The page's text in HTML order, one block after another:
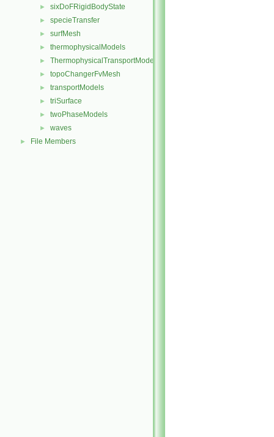
► sixDoFRigidBodyState
► specieTransfer
► surfMesh
► thermophysicalModels
► ThermophysicalTransportModels
► topoChangerFvMesh
► transportModels
► triSurface
► twoPhaseModels
► waves
► File Members